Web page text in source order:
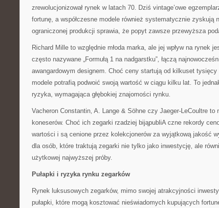
zrewolucjonizował rynek w latach 70. Dziś vintage’owe
fortunę, a współczesne modele również systematycznie zyskują
ograniczonej produkcji sprawia, że popyt zawsze przewyższa
Richard Mille to względnie młoda marka, ale jej wpływ na rynek
często nazywane „Formułą 1 na nadgarstku”, łączą
awangardowym designem. Choć ceny startują od kilkuset tysięcy
modele potrafią podwoić swoją wartość w ciągu kilku lat. To
ryzyka, wymagająca głębokiej znajomości rynku.
Vacheron Constantin, A. Lange & Söhne czy Jaeger-LeCoultre to
koneserów. Choć ich zegarki rzadziej bijąpubliA czne rekordy
wartości i są cenione przez kolekcjonerów za wyjątkową jakość
dla osób, które traktują zegarki nie tylko jako inwestycję, ale
użytkowej najwyższej próby.
Pułapki i ryzyka rynku zegarków
Rynek luksusowych zegarków, mimo swojej atrakcyjności
pułapki, które mogą kosztować nieświadomych kupujących